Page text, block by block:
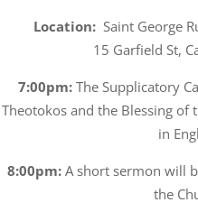
Location:Saint George
15 Garfield St,
7:00pm: The Supplicatory
Theotokos and the Blessing of
in
8:00pm:A short sermon will
the